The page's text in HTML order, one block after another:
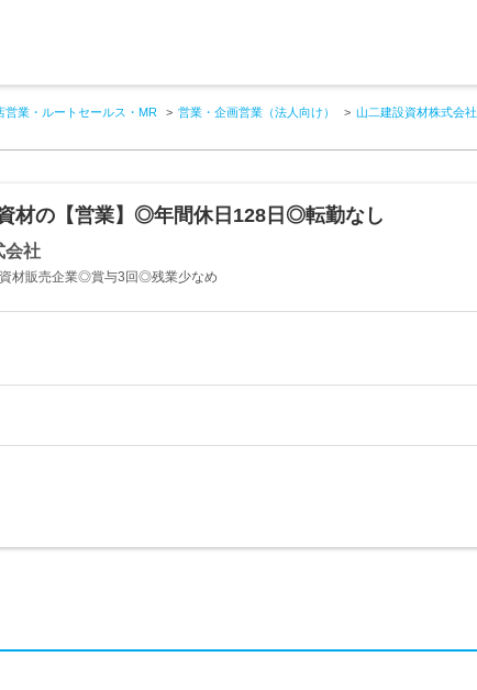
営業・ルートセールス・MR 営業・企画営業（法人向け） 山二建設資材株式会社
材の【営業】◎年間休日128日◎転勤なし
会社
材販売企業◎賞与3回◎残業少なめ